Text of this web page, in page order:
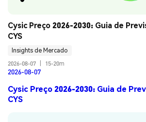
Cysic Preço 2026-2030: Guia de
CYS
Insights de Mercado
2026-08-07
15-20m
2026-08-07
Cysic Preço 2026-2030: Guia de
CYS